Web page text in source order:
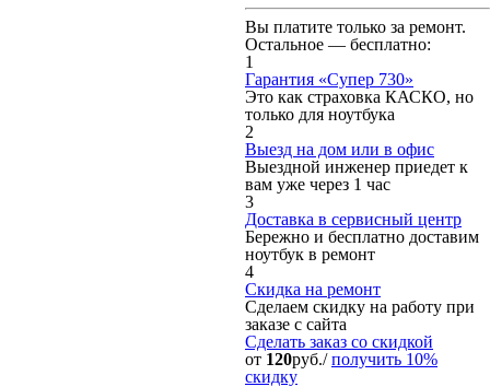
Вы платите только за ремонт.
Остальное — бесплатно:
1
Гарантия «Супер 730»
Это как страховка КАСКО, но
только для ноутбука
2
Выезд на дом или в офис
Выездной инженер приедет к
вам уже через 1 час
3
Доставка в сервисный центр
Бережно и бесплатно доставим
ноутбук в ремонт
4
Скидка на ремонт
Сделаем скидку на работу при
заказе с сайта
Сделать заказ со скидкой
от 120руб./получить 10%
скидку